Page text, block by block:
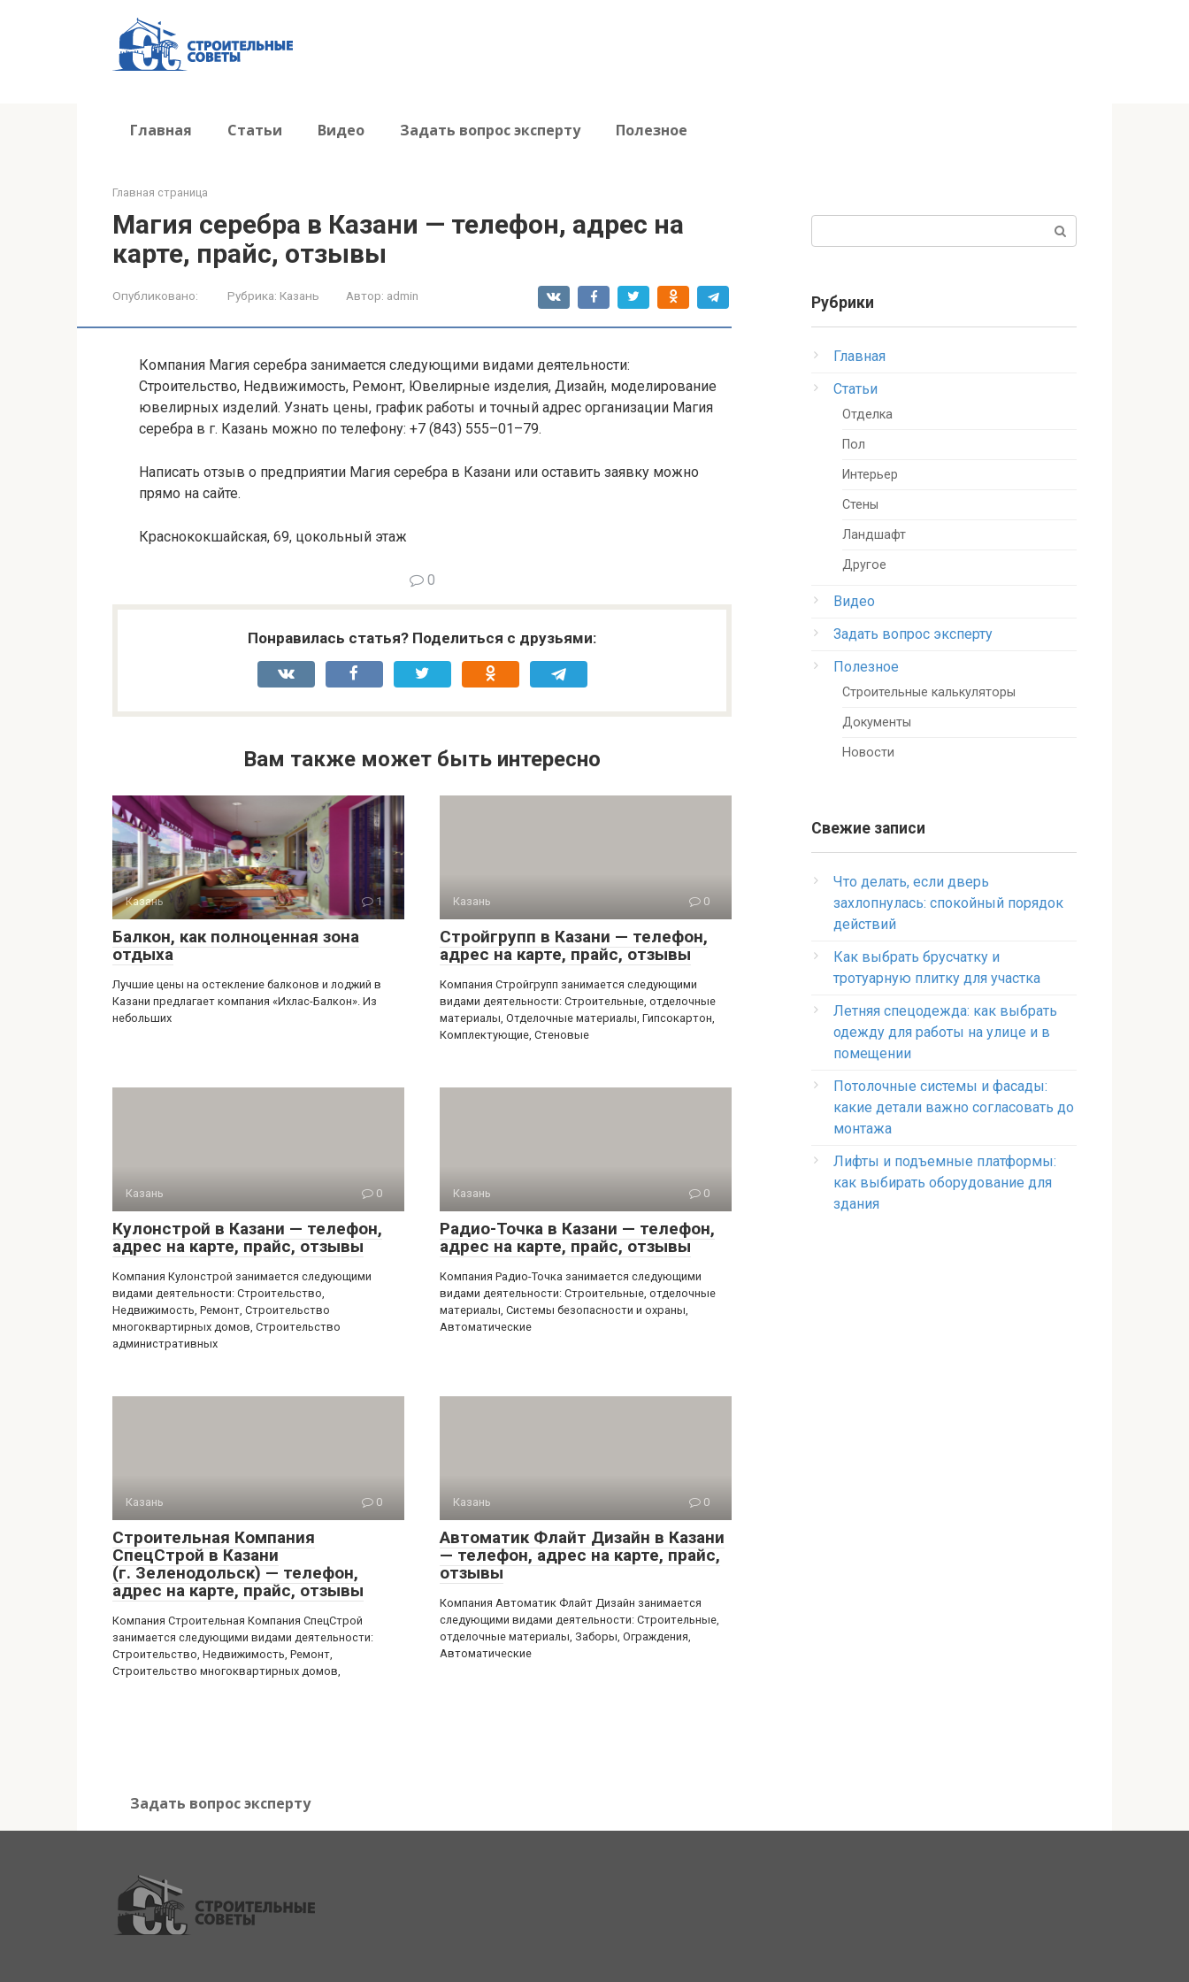
Главная Статьи Видео Задать вопрос эксперту Полезное
Главная страница
Магия серебра в Казани — телефон, адрес на
карте, прайс, отзывы
Опубликовано: Рубрика: Казань Автор: admin
Компания Магия серебра занимается следующими видами деятельности:
Строительство, Недвижимость, Ремонт, Ювелирные изделия, Дизайн, моделирование
ювелирных изделий. Узнать цены, график работы и точный адрес организации Магия
серебра в г. Казань можно по телефону: +7 (843) 555–01–79.
Написать отзыв о предприятии Магия серебра в Казани или оставить заявку можно
прямо на сайте.
Краснококшайская, 69, цокольный этаж
0
Понравилась статья? Поделиться с друзьями:
Вам также может быть интересно
Казань 1
Балкон, как полноценная зона
отдыха
Лучшие цены на остекление балконов и лоджий в
Казани предлагает компания «Ихлас-Балкон». Из
небольших
Казань 0
Стройгрупп в Казани — телефон,
адрес на карте, прайс, отзывы
Компания Стройгрупп занимается следующими
видами деятельности: Строительные, отделочные
материалы, Отделочные материалы, Гипсокартон,
Комплектующие, Стеновые
Казань 0
Кулонстрой в Казани — телефон,
адрес на карте, прайс, отзывы
Компания Кулонстрой занимается следующими
видами деятельности: Строительство,
Недвижимость, Ремонт, Строительство
многоквартирных домов, Строительство
административных
Казань 0
Радио-Точка в Казани — телефон,
адрес на карте, прайс, отзывы
Компания Радио-Точка занимается следующими
видами деятельности: Строительные, отделочные
материалы, Системы безопасности и охраны,
Автоматические
Казань 0
Строительная Компания
СпецСтрой в Казани
(г. Зеленодольск) — телефон,
адрес на карте, прайс, отзывы
Компания Строительная Компания СпецСтрой
занимается следующими видами деятельности:
Строительство, Недвижимость, Ремонт,
Строительство многоквартирных домов,
Казань 0
Автоматик Флайт Дизайн в Казани
— телефон, адрес на карте, прайс,
отзывы
Компания Автоматик Флайт Дизайн занимается
следующими видами деятельности: Строительные,
отделочные материалы, Заборы, Ограждения,
Автоматические
Рубрики
Главная
Статьи
Отделка
Пол
Интерьер
Стены
Ландшафт
Другое
Видео
Задать вопрос эксперту
Полезное
Строительные калькуляторы
Документы
Новости
Свежие записи
Что делать, если дверь
захлопнулась: спокойный порядок
действий
Как выбрать брусчатку и
тротуарную плитку для участка
Летняя спецодежда: как выбрать
одежду для работы на улице и в
помещении
Потолочные системы и фасады:
какие детали важно согласовать до
монтажа
Лифты и подъемные платформы:
как выбирать оборудование для
здания
Задать вопрос эксперту